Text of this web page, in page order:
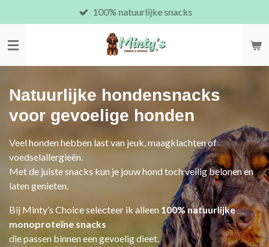
direct
naar
100% natuurlijke snacks
Natuurlijke hondensnacks
voor gevoelige honden
Veel honden hebben last van jeuk, maagklachten of
voedselallergieën.
Met de juiste snacks kun je jouw hond toch veilig belonen en
laten genieten.
Bij Minty’s Choice selecteer ik alleen 100% natuurlijke
monoproteïne snacks
die passen binnen een gevoelig dieet.